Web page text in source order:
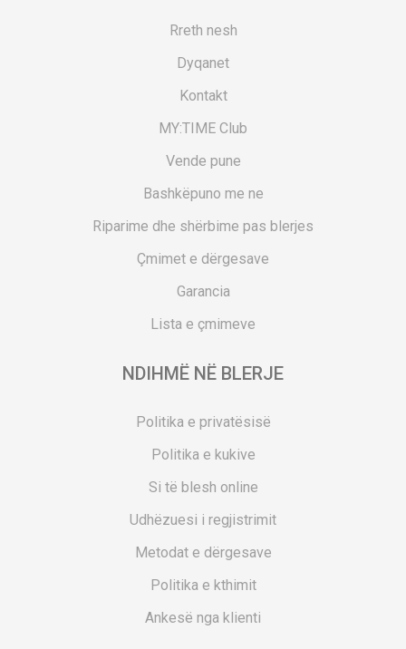
Rreth nesh
Dyqanet
Kontakt
MY:TIME Club
Vende pune
Bashkëpuno me ne
Riparime dhe shërbime pas blerjes
Çmimet e dërgesave
Garancia
Lista e çmimeve
NDIHMË NË BLERJE
Politika e privatësisë
Politika e kukive
Si të blesh online
Udhëzuesi i regjistrimit
Metodat e dërgesave
Politika e kthimit
Ankesë nga klienti